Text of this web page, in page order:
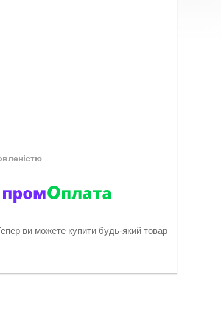
ви можете купити будь-який товар